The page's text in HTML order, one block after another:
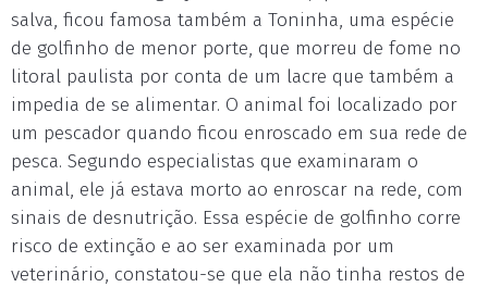
salva, ficou famosa também a Toninha, uma espécie
de golfinho de menor porte, que morreu de fome no
litoral paulista por conta de um lacre que também a
impedia de se alimentar. O animal foi localizado por
um pescador quando ficou enroscado em sua rede de
pesca. Segundo especialistas que examinaram o
animal, ele já estava morto ao enroscar na rede, com
sinais de desnutrição. Essa espécie de golfinho corre
risco de extinção e ao ser examinada por um
veterinário, constatou-se que ela não tinha restos de